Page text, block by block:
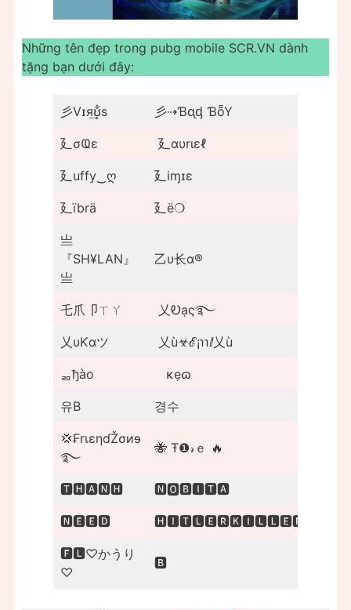
Những tên đẹp trong pubg mobile SCR.VN dành
tặng bạn dưới đây:
彡Vɪя͢ʊ͋s 彡⇢Ɓᶐᶁ ƁȭY
廴σҨε 廴αυrιεℓ
廴uffy‿ღ 廴iɱɪɛ
廴ïbrä 廴ë❍
亗
『SH¥LAN』
亗
乙υ长α®
乇爪卩ㄒㄚ 乂Ꭷạς‏࿐
乂υƘαツ 乂ù☣ℰ¡℩℩ⅈ乂ù
ᆱђào ᅠκẹɷ
유B 경수
💢₣rเεηɗŽσиɘ
࿐
🐝 Ŧ❶𝓇ｅ 🔥
🆃🅷🅰🅽🅷 🅽🅾🅱🅸🆃🅰
🅽🅴🅴🅳 🅷🅸🆃🅻🅴🆁🅺🅸🅻🅻🅴🆁
🅵🅻♡かうり
♡
🅱